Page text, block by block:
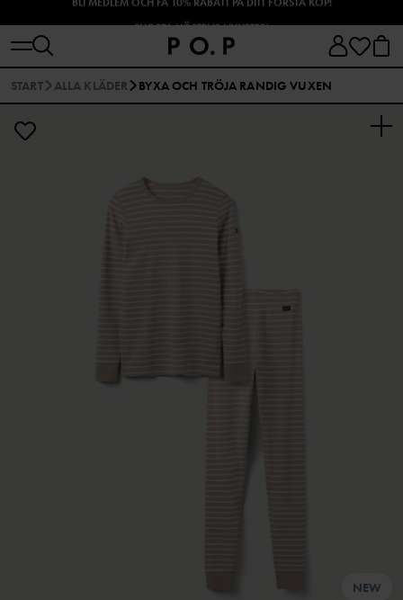
SHOPPA HÖSTENS NYHETER!
START ALLA KLÄDER BYXA OCH TRÖJA RANDIG VUXEN
NEW